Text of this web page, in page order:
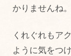
かりませんね。
くれぐれもア
ように気をつ